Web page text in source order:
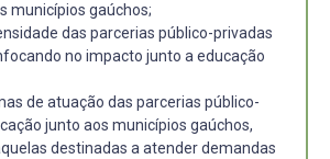
municípios gaúchos;
das parcerias público-privadas
no impacto junto a educação
de atuação das parcerias público-
junto aos municípios gaúchos,
destinadas a atender demandas